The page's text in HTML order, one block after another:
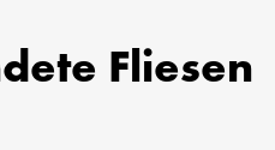
Fliesen